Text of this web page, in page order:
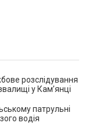
розслідування
у Кам’янці
патрульні
водія